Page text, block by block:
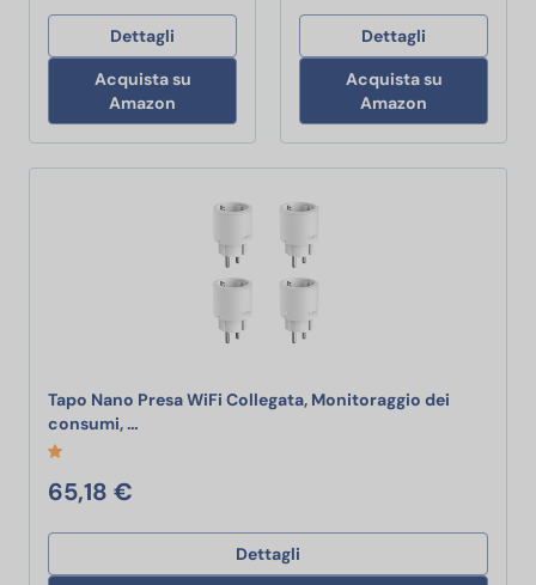
Dettagli
Acquista su
Amazon
Dettagli
Acquista su
Amazon
Tapo Nano Presa WiFi Collegata, Monitoraggio dei
consumi, …
65,18 €
Dettagli